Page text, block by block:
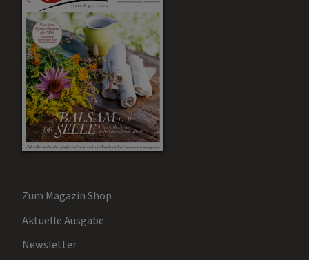
Zum Magazin Shop
Aktuelle Ausgabe
Newsletter